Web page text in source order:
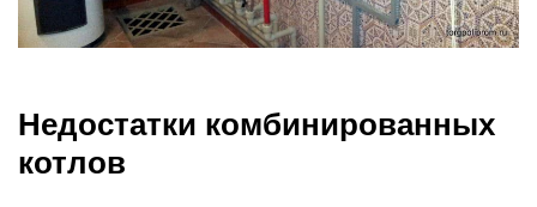
Недостатки комбинированных
котлов